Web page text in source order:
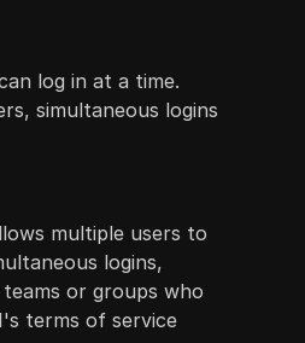
log in at a time.
simultaneous logins
multiple users to
logins,
or groups who
terms of service